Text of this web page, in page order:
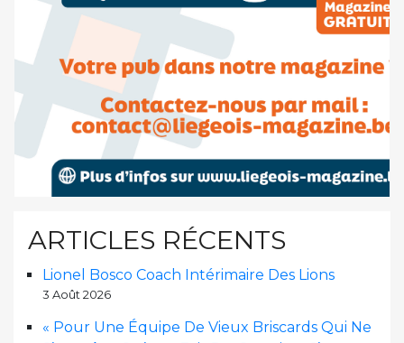
ARTICLES RÉCENTS
Lionel Bosco Coach Intérimaire Des Lions
3 Août 2026
« Pour Une Équipe De Vieux Briscards Qui Ne